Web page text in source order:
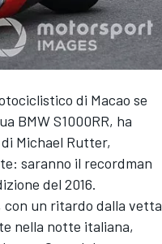
di Macao se
BMW S1000RR, ha
Michael Rutter,
saranno il recordman
del 2016.
con un ritardo dalla vetta
nella notte italiana,